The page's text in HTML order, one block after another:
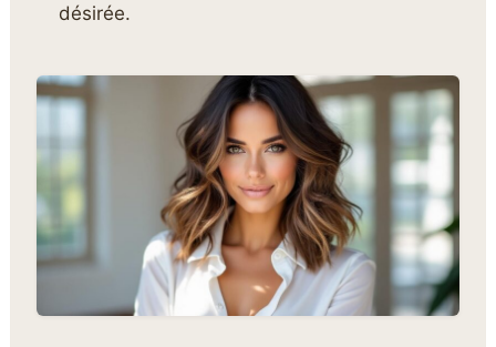
désirée.